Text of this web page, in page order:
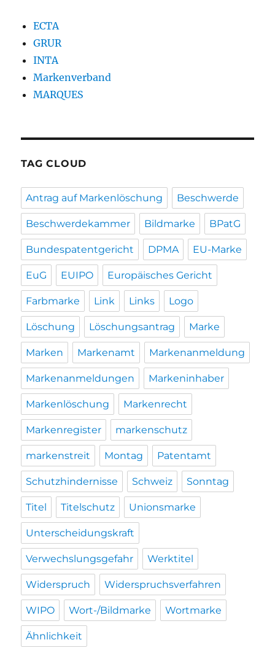
ECTA
GRUR
INTA
Markenverband
MARQUES
TAG CLOUD
Antrag auf Markenlöschung Beschwerde
Beschwerdekammer Bildmarke BPatG
Bundespatentgericht DPMA EU-Marke
EuG EUIPO Europäisches Gericht
Farbmarke Link Links Logo
Löschung Löschungsantrag Marke
Marken Markenamt Markenanmeldung
Markenanmeldungen Markeninhaber
Markenlöschung Markenrecht
Markenregister markenschutz
markenstreit Montag Patentamt
Schutzhindernisse Schweiz Sonntag
Titel Titelschutz Unionsmarke
Unterscheidungskraft
Verwechslungsgefahr Werktitel
Widerspruch Widerspruchsverfahren
WIPO Wort-/Bildmarke Wortmarke
Ähnlichkeit